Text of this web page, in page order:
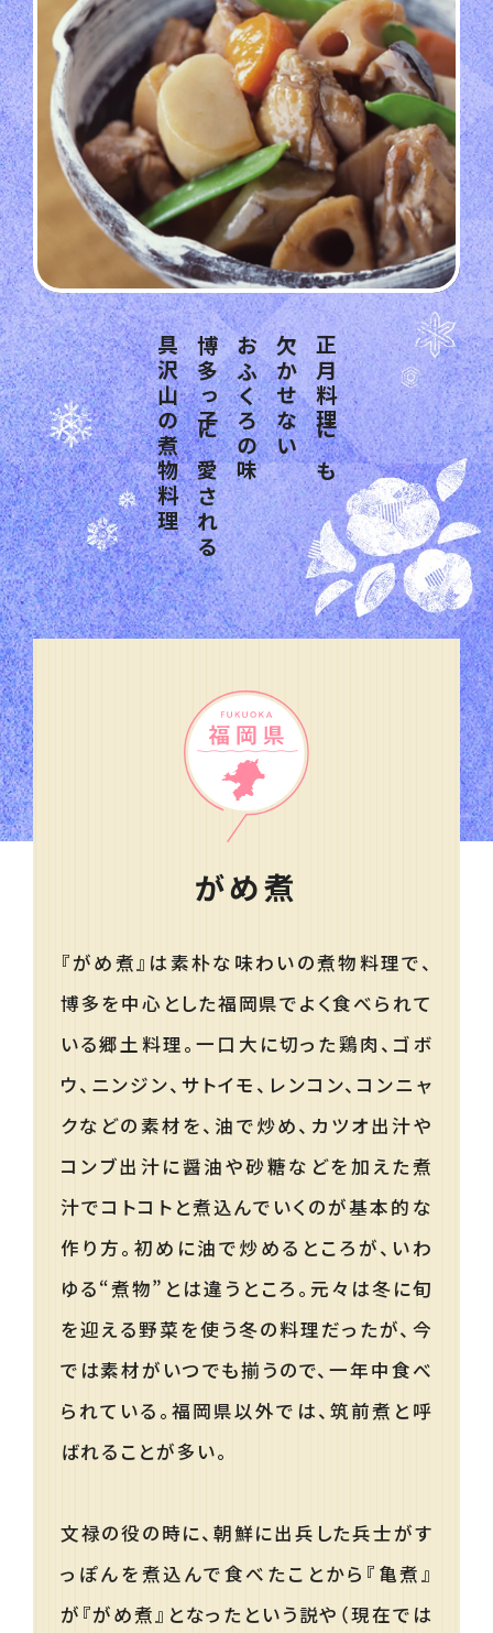
正月料理にも
欠かせない
おふくろの味
博多っ子に愛される
具沢山の煮物料理
がめ煮
『がめ煮』は素朴な味わいの煮物料理で、
博多を中心とした福岡県でよく食べられて
いる郷土料理。一口大に切った鶏肉、ゴボ
ウ、ニンジン、サトイモ、レンコン、コンニャ
クなどの素材を、油で炒め、カツオ出汁や
コンブ出汁に醤油や砂糖などを加えた煮
汁でコトコトと煮込んでいくのが基本的な
作り方。初めに油で炒めるところが、いわ
ゆる“煮物”とは違うところ。元々は冬に旬
を迎える野菜を使う冬の料理だったが、今
では素材がいつでも揃うので、一年中食べ
られている。福岡県以外では、筑前煮と呼
ばれることが多い。
文禄の役の時に、朝鮮に出兵した兵士がす
っぽんを煮込んで食べたことから『亀煮』
が『がめ煮』となったという説や（現在では